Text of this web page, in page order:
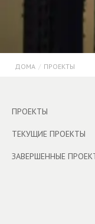
ДОМА / ПРОЕКТЫ
ПРОЕКТЫ
ТЕКУЩИЕ ПРОЕКТЫ
ЗАВЕРШЕННЫЕ